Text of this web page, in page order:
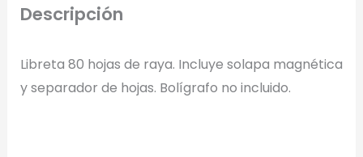
Descripción
Libreta 80 hojas de raya. Incluye solapa magnética
y separador de hojas. Bolígrafo no incluido.